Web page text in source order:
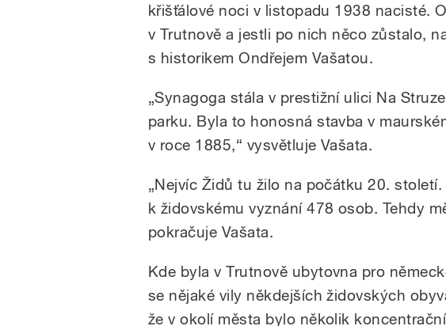
křišťálové noci v listopadu 1938 nacisté.
v Trutnově a jestli po nich něco zůstalo,
s historikem Ondřejem Vašatou.
„Synagoga stála v prestižní ulici Na
parku. Byla to honosná stavba v
v roce 1885,“ vysvětluje Vašata.
„Nejvíc Židů tu žilo na počátku 20.
k židovskému vyznání 478 osob. Tehdy
pokračuje Vašata.
Kde byla v Trutnově ubytovna pro
se nějaké vily někdejších židovských
že v okolí města bylo několik